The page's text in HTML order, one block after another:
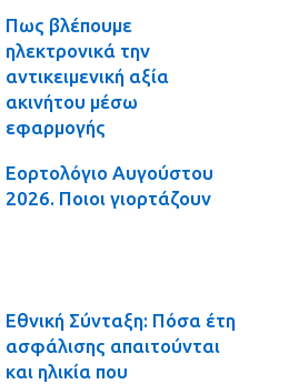
Πως βλέπουμε
ηλεκτρονικά την
αντικειμενική αξία
ακινήτου μέσω
εφαρμογής
Εορτολόγιο Αυγούστου
2026. Ποιοι γιορτάζουν
Εθνική Σύνταξη: Πόσα έτη
ασφάλισης απαιτούνται
και ηλικία που